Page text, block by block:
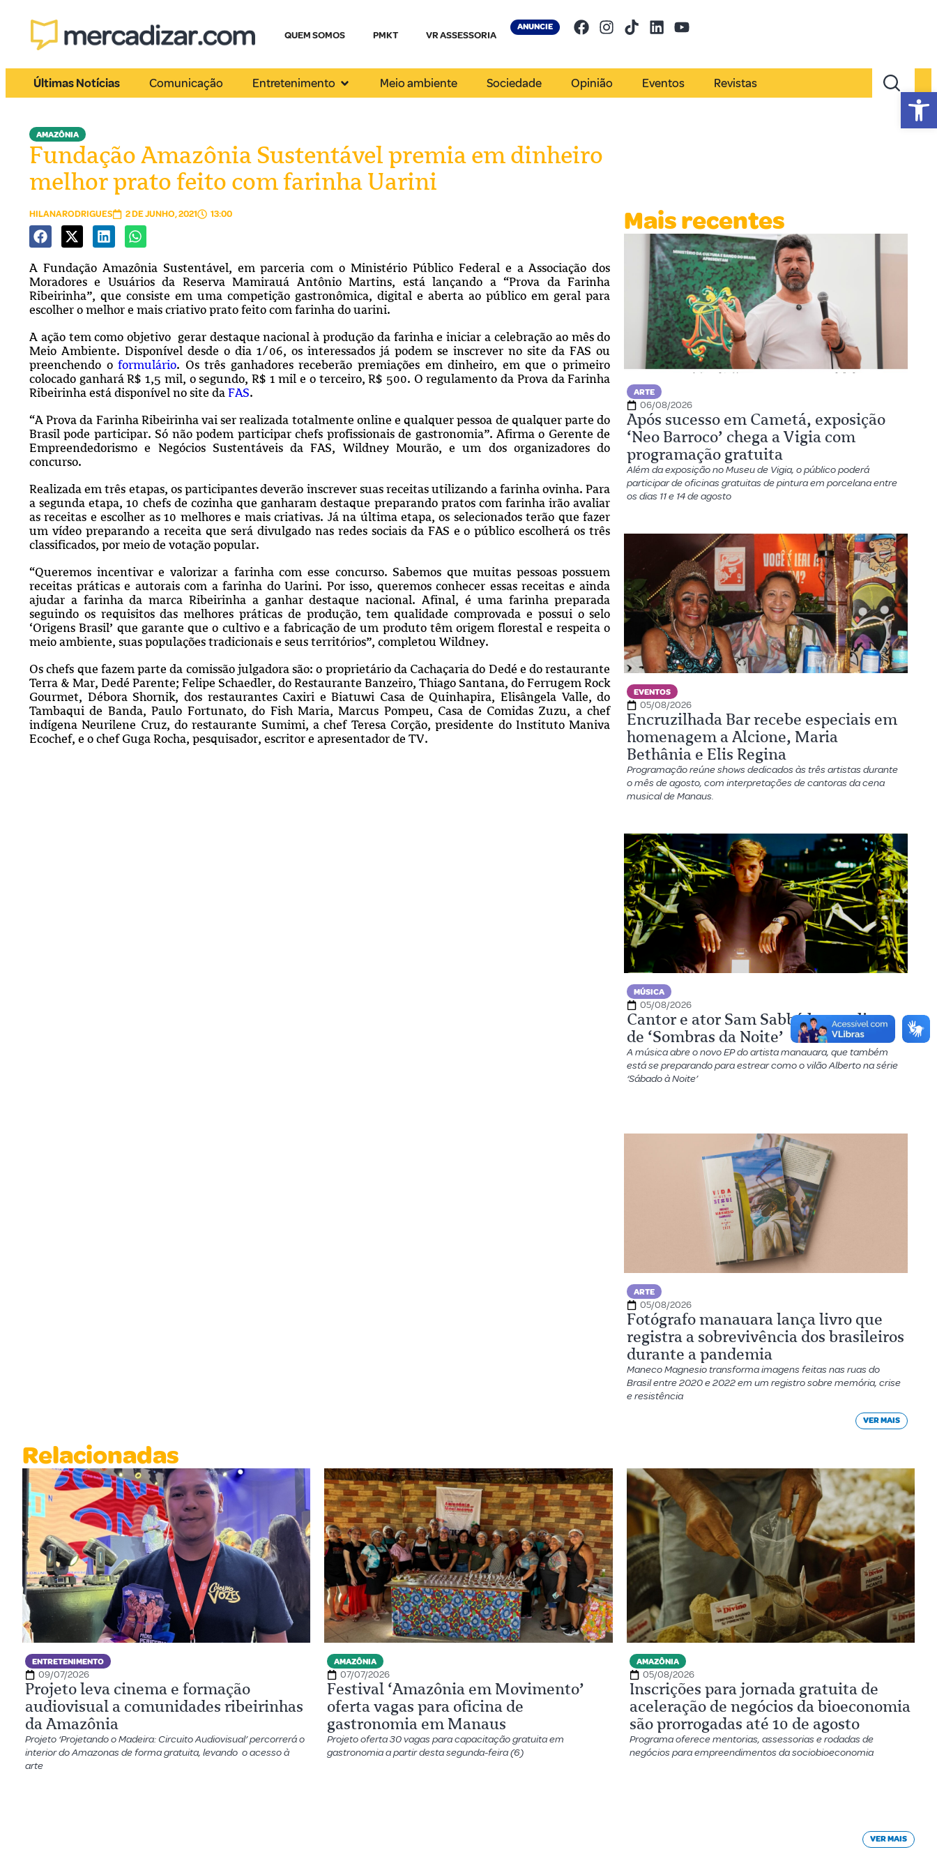
QUEM SOMOS PMKT VR ASSESSORIA
ANUNCIE
Últimas Notícias Comunicação Entretenimento Meio ambiente Sociedade Opinião Eventos Revistas
AMAZÔNIA
Fundação Amazônia Sustentável premia em dinheiro
melhor prato feito com farinha Uarini
HILANARODRIGUES 2 DE JUNHO, 2021 13:00
A Fundação Amazônia Sustentável, em parceria com o Ministério Público Federal e a Associação dos
Moradores e Usuários da Reserva Mamirauá Antônio Martins, está lançando a “Prova da Farinha
Ribeirinha”, que consiste em uma competição gastronômica, digital e aberta ao público em geral para
escolher o melhor e mais criativo prato feito com farinha do uarini.
A ação tem como objetivo gerar destaque nacional à produção da farinha e iniciar a celebração ao mês do
Meio Ambiente. Disponível desde o dia 1/06, os interessados já podem se inscrever no site da FAS ou
preenchendo oformulário. Os três ganhadores receberão premiações em dinheiro, em que o primeiro
colocado ganhará R$ 1,5 mil, o segundo, R$ 1 mil e o terceiro, R$ 500. O regulamento da Prova da Farinha
Ribeirinha está disponível no site da FAS.
“A Prova da Farinha Ribeirinha vai ser realizada totalmente online e qualquer pessoa de qualquer parte do
Brasil pode participar. Só não podem participar chefs profissionais de gastronomia”. Afirma o Gerente de
Empreendedorismo e Negócios Sustentáveis da FAS, Wildney Mourão, e um dos organizadores do
concurso.
Realizada em três etapas, os participantes deverão inscrever suas receitas utilizando a farinha ovinha. Para
a segunda etapa, 10 chefs de cozinha que ganharam destaque preparando pratos com farinha irão avaliar
as receitas e escolher as 10 melhores e mais criativas. Já na última etapa, os selecionados terão que fazer
um vídeo preparando a receita que será divulgado nas redes sociais da FAS e o público escolherá os três
classificados, por meio de votação popular.
“Queremos incentivar e valorizar a farinha com esse concurso. Sabemos que muitas pessoas possuem
receitas práticas e autorais com a farinha do Uarini. Por isso, queremos conhecer essas receitas e ainda
ajudar a farinha da marca Ribeirinha a ganhar destaque nacional. Afinal, é uma farinha preparada
seguindo os requisitos das melhores práticas de produção, tem qualidade comprovada e possui o selo
‘Origens Brasil’ que garante que o cultivo e a fabricação de um produto têm origem florestal e respeita o
meio ambiente, suas populações tradicionais e seus territórios”, completou Wildney.
Os chefs que fazem parte da comissão julgadora são: o proprietário da Cachaçaria do Dedé e do restaurante
Terra & Mar, Dedé Parente; Felipe Schaedler, do Restaurante Banzeiro, Thiago Santana, do Ferrugem Rock
Gourmet, Débora Shornik, dos restaurantes Caxiri e Biatuwi Casa de Quinhapira, Elisângela Valle, do
Tambaqui de Banda, Paulo Fortunato, do Fish Maria, Marcus Pompeu, Casa de Comidas Zuzu, a chef
indígena Neurilene Cruz, do restaurante Sumimi, a chef Teresa Corção, presidente do Instituto Maniva
Ecochef, e o chef Guga Rocha, pesquisador, escritor e apresentador de TV.
Mais recentes
ARTE
06/08/2026
Após sucesso em Cametá, exposição
‘Neo Barroco’ chega a Vigia com
programação gratuita
Além da exposição no Museu de Vigia, o público poderá
participar de oficinas gratuitas de pintura em porcelana entre
os dias 11 e 14 de agosto
EVENTOS
05/08/2026
Encruzilhada Bar recebe especiais em
homenagem a Alcione, Maria
Bethânia e Elis Regina
Programação reúne shows dedicados às três artistas durante
o mês de agosto, com interpretações de cantoras da cena
musical de Manaus.
MÚSICA
05/08/2026
Cantor e ator Sam Sabbá lança clipe
de ‘Sombras da Noite’
A música abre o novo EP do artista manauara, que também
está se preparando para estrear como o vilão Alberto na série
‘Sábado à Noite’
ARTE
05/08/2026
Fotógrafo manauara lança livro que
registra a sobrevivência dos brasileiros
durante a pandemia
Maneco Magnesio transforma imagens feitas nas ruas do
Brasil entre 2020 e 2022 em um registro sobre memória, crise
e resistência
VER MAIS
Relacionadas
ENTRETENIMENTO
09/07/2026
Projeto leva cinema e formação
audiovisual a comunidades ribeirinhas
da Amazônia
Projeto ‘Projetando o Madeira: Circuito Audiovisual’ percorrerá o
interior do Amazonas de forma gratuita, levando o acesso à
arte
AMAZÔNIA
07/07/2026
Festival ‘Amazônia em Movimento’
oferta vagas para oficina de
gastronomia em Manaus
Projeto oferta 30 vagas para capacitação gratuita em
gastronomia a partir desta segunda-feira (6)
AMAZÔNIA
05/08/2026
Inscrições para jornada gratuita de
aceleração de negócios da bioeconomia
são prorrogadas até 10 de agosto
Programa oferece mentorias, assessorias e rodadas de
negócios para empreendimentos da sociobioeconomia
VER MAIS